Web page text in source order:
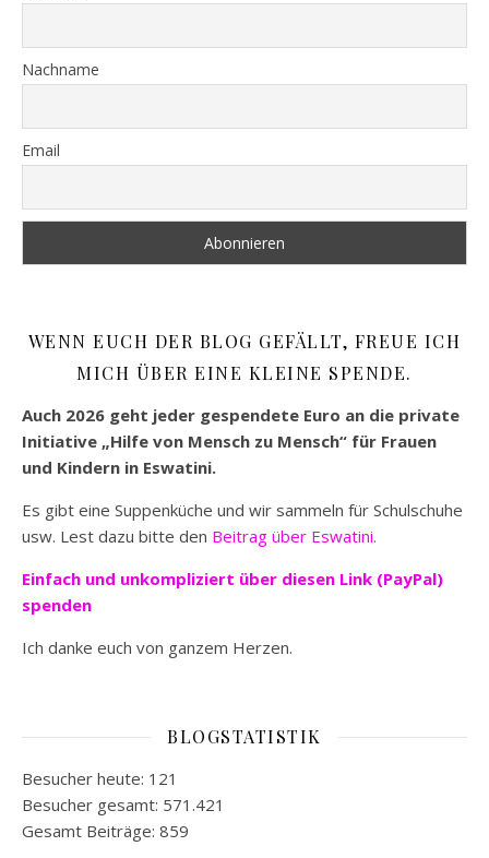
Nachname
Email
WENN EUCH DER BLOG GEFÄLLT, FREUE ICH
MICH ÜBER EINE KLEINE SPENDE.
Auch 2026 geht jeder gespendete Euro an die private
Initiative „Hilfe von Mensch zu Mensch“ für Frauen
und Kindern in Eswatini.
Es gibt eine Suppenküche und wir sammeln für Schulschuhe
usw. Lest dazu bitte den Beitrag über Eswatini.
Einfach und unkompliziert über diesen Link (PayPal)
spenden
Ich danke euch von ganzem Herzen.
BLOGSTATISTIK
Besucher heute: 121
Besucher gesamt: 571.421
Gesamt Beiträge: 859